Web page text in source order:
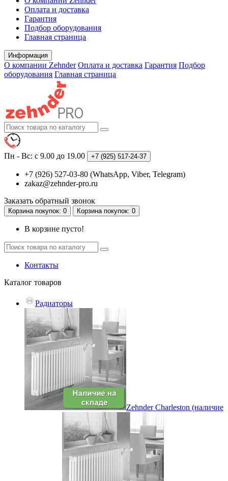
Оплата и доставка
Гарантия
Подбор оборудования
Главная страница
Информация
О компании Zehnder Оплата и доставка Гарантия Подбор
оборудования Главная страница
Пн - Вс: с 9.00 до 19.00 +7 (925) 517-24-37
+7 (926) 527-03-80 (WhatsApp, Viber, Telegram)
zakaz@zehnder-pro.ru
Заказать обратный звонок
Корзинапокупок: 0 Корзинапокупок: 0
В корзине пусто!
Контакты
Каталог товаров
Радиаторы
Zehnder Charleston (наличие